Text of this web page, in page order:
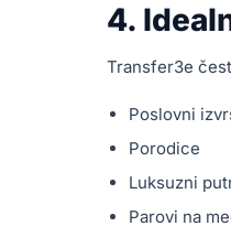
4.
Transfer3e
Poslovni
Porodice
Luksuzni
Parovi na